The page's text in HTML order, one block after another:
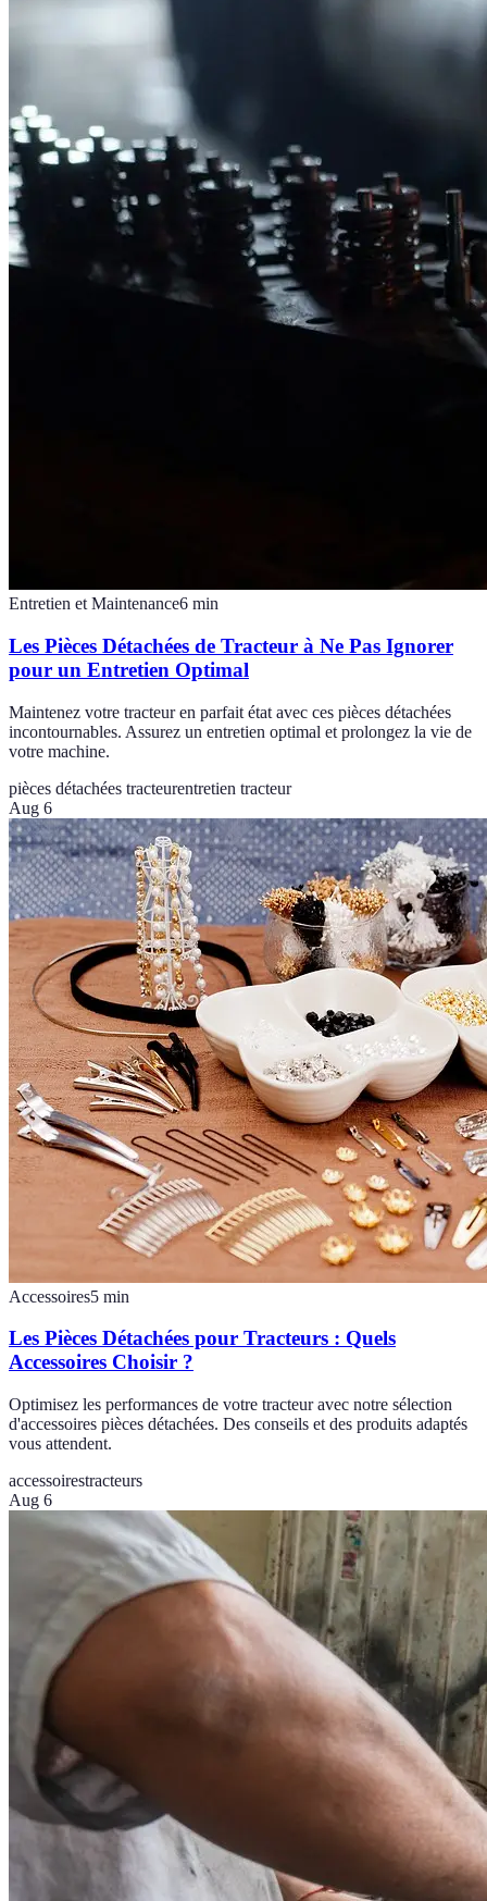
Entretien et Maintenance6 min
Les Pièces Détachées de Tracteur à Ne Pas Ignorer
pour un Entretien Optimal
Maintenez votre tracteur en parfait état avec ces pièces détachées
incontournables. Assurez un entretien optimal et prolongez la vie de
votre machine.
pièces détachées tracteurentretien tracteur
Aug 6
Accessoires5 min
Les Pièces Détachées pour Tracteurs : Quels
Accessoires Choisir ?
Optimisez les performances de votre tracteur avec notre sélection
d'accessoires pièces détachées. Des conseils et des produits adaptés
vous attendent.
accessoirestracteurs
Aug 6